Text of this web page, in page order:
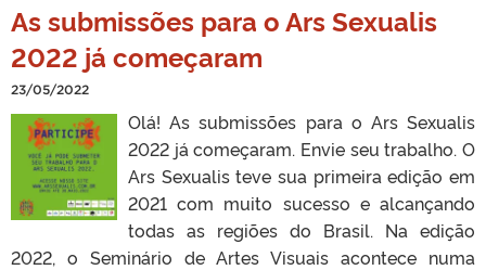
As submissões para o Ars Sexualis
2022 já começaram
23/05/2022
Olá! As submissões para o Ars Sexualis
2022 já começaram. Envie seu trabalho. O
Ars Sexualis teve sua primeira edição em
2021 com muito sucesso e alcançando
todas as regiões do Brasil. Na edição
2022, o Seminário de Artes Visuais acontece numa